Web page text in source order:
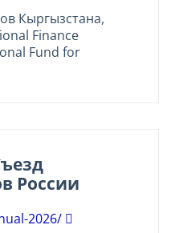
Кыргызстана,
Finance
Fund for
России
2026/